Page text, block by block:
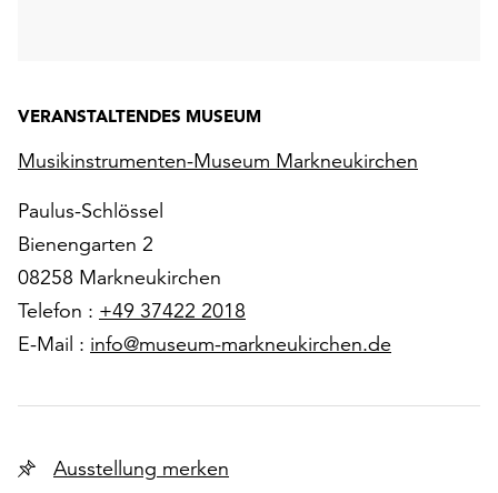
VERANSTALTENDES MUSEUM
Musikinstrumenten-Museum Markneukirchen
Paulus-Schlössel
Bienengarten 2
08258 Markneukirchen
Telefon : +49 37422 2018
E-Mail : info@museum-markneukirchen.de
Ausstellung merken